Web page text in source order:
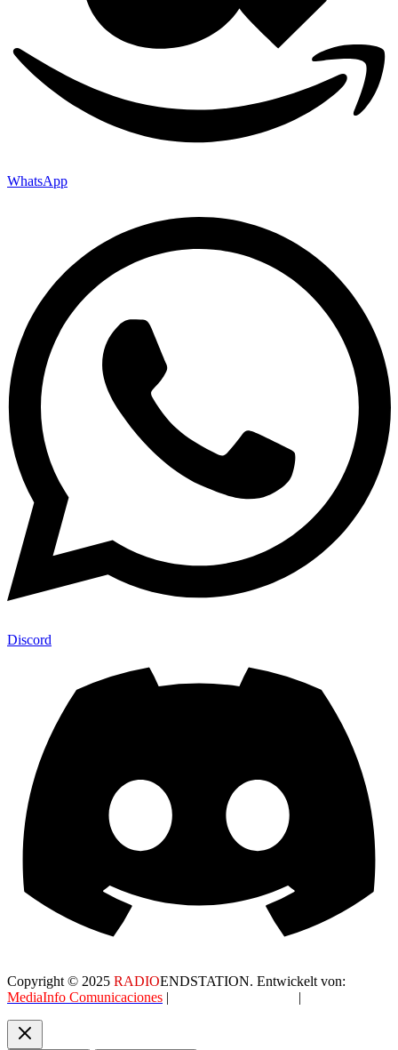
WhatsApp
Discord
Copyright © 2025 RADIOENDSTATION. Entwickelt von:
MediaInfo Comunicaciones | |